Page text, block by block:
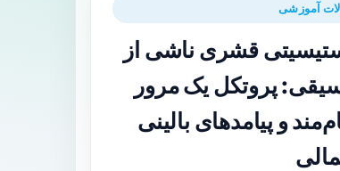
آموزشی
قشری ناشی از
پروتکل یک مرور
و پیامدهای بالینی